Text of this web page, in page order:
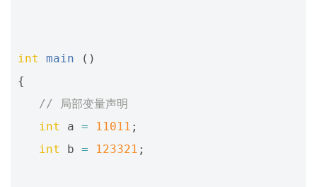
int main
()
{
// 局部变量声明
int
a = 11011 ;
int
b = 123321 ;